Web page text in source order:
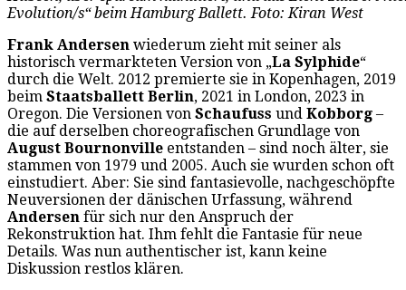
Evolution/s“ beim Hamburg Ballett. Foto: Kiran West
Frank Andersen wiederum zieht mit seiner als
historisch vermarkteten Version von „La Sylphide“
durch die Welt. 2012 premierte sie in Kopenhagen, 2019
beim Staatsballett Berlin, 2021 in London, 2023 in
Oregon. Die Versionen von Schaufuss und Kobborg –
die auf derselben choreografischen Grundlage von
August Bournonville entstanden – sind noch älter, sie
stammen von 1979 und 2005. Auch sie wurden schon oft
einstudiert. Aber: Sie sind fantasievolle, nachgeschöpfte
Neuversionen der dänischen Urfassung, während
Andersen für sich nur den Anspruch der
Rekonstruktion hat. Ihm fehlt die Fantasie für neue
Details. Was nun authentischer ist, kann keine
Diskussion restlos klären.